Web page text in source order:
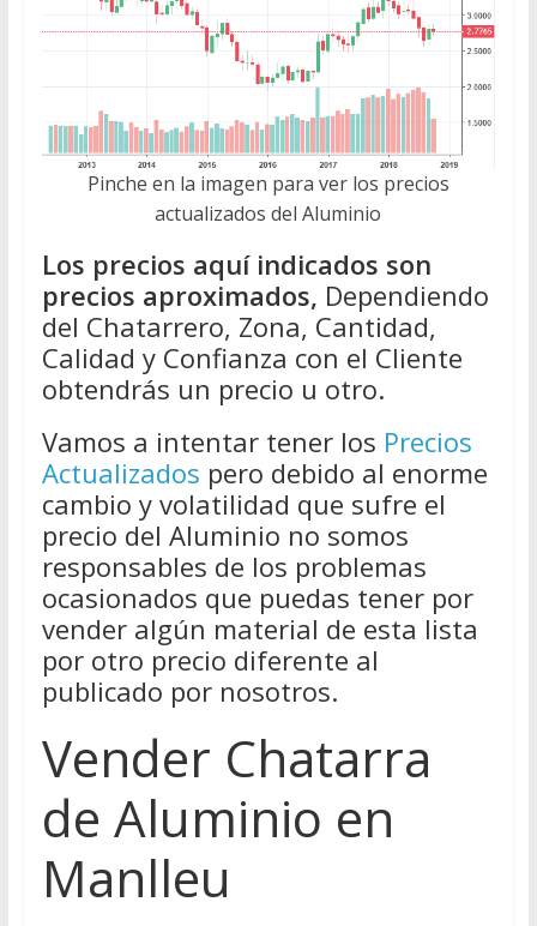
Pinche en la imagen para ver los precios
actualizados del Aluminio
Los precios aquí indicados son
precios aproximados, Dependiendo
del Chatarrero, Zona, Cantidad,
Calidad y Confianza con el Cliente
obtendrás un precio u otro.
Vamos a intentar tener los Precios
Actualizados pero debido al enorme
cambio y volatilidad que sufre el
precio del Aluminio no somos
responsables de los problemas
ocasionados que puedas tener por
vender algún material de esta lista
por otro precio diferente al
publicado por nosotros.
Vender Chatarra
de Aluminio en
Manlleu